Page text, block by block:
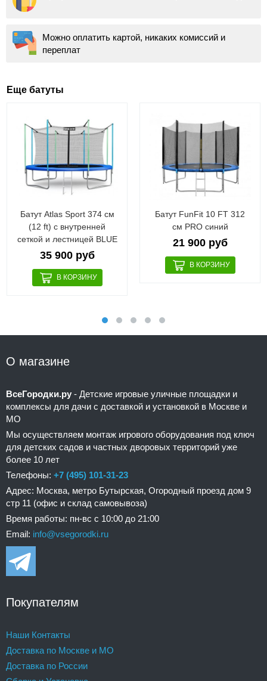
Можно оплатить картой, никаких комиссий и
переплат
Еще батуты
Батут Atlas Sport 374 см
(12 ft) с внутренней
сеткой и лестницей BLUE
35 900 руб
Батут FunFit 10 FT 312
см PRO синий
21 900 руб
О магазине
ВсеГородки.ру - Детские игровые уличные площадки и
комплексы для дачи с доставкой и установкой в Москве и
МО
Мы осуществляем монтаж игрового оборудования под ключ
для детских садов и частных дворовых территорий уже
более 10 лет
Телефоны: +7 (495) 101-31-23
Адрес: Москва, метро Бутырская, Огородный проезд дом 9
стр 11 (офис и склад самовывоза)
Время работы: пн-вс с 10:00 до 21:00
Email: info@vsegorodki.ru
Покупателям
Наши Контакты
Доставка по Москве и МО
Доставка по России